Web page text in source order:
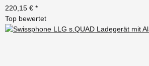
220,15 € *
Top bewertet